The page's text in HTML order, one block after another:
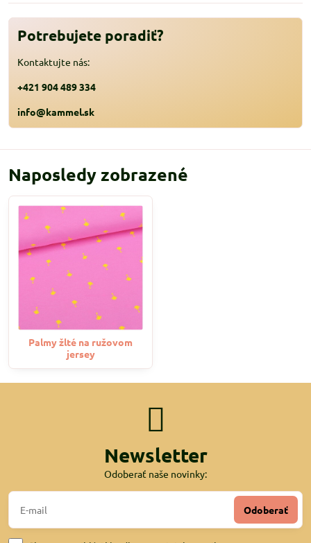
Potrebujete poradiť?
Kontaktujte nás:
+421 904 489 334
info@kammel.sk
Naposledy zobrazené
Palmy žlté na ružovom
jersey
Newsletter
Odoberať naše novinky:
Odoberať